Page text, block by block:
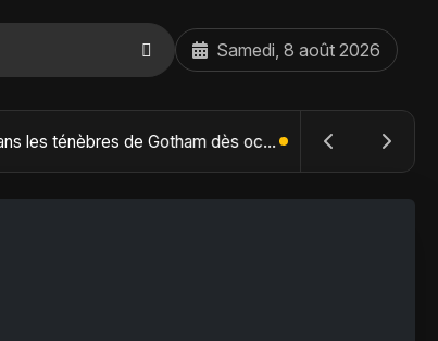
Samedi, 8 août 2026
The Batman : Part II – Robert Pattinson replonge dans les ténèbres de Gotham dès octobre 2027